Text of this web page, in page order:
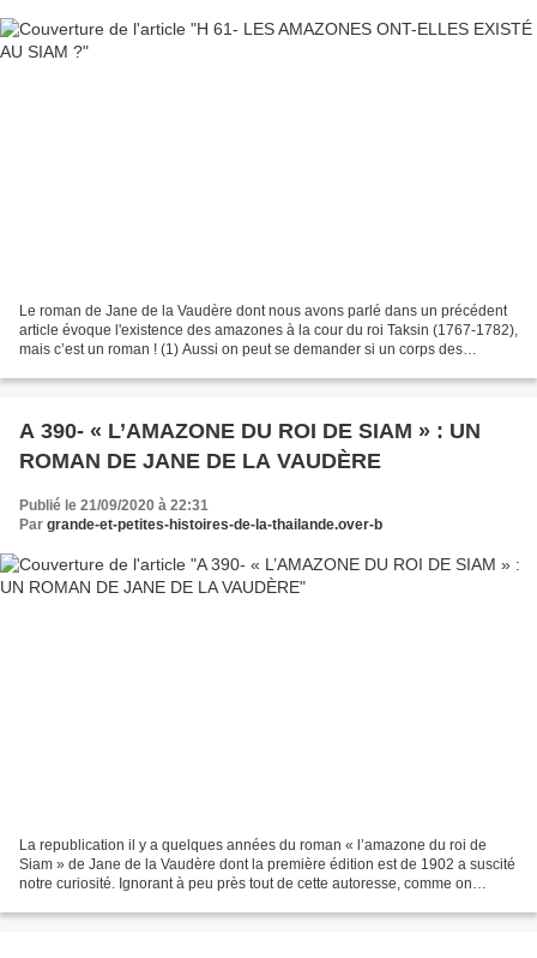
Le roman de Jane de la Vaudère dont nous avons parlé dans un précédent
article évoque l'existence des amazones à la cour du roi Taksin (1767-1782),
mais c’est un roman ! (1) Aussi on peut se demander si un corps des
A 390- « L’AMAZONE DU ROI DE SIAM » : UN
ROMAN DE JANE DE LA VAUDÈRE
Publié le 21/09/2020 à 22:31
Par grande-et-petites-histoires-de-la-thailande.over-b
La republication il y a quelques années du roman « l’amazone du roi de
Siam » de Jane de la Vaudère dont la première édition est de 1902 a suscité
notre curiosité. Ignorant à peu près tout de cette autoresse, comme on